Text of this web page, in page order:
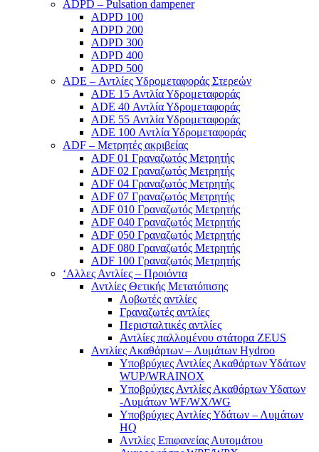
ADPD – Pulsation dampener
ADPD 100
ADPD 200
ADPD 300
ADPD 400
ADPD 500
ADE – Αντλίες Υδρομεταφοράς Στερεών
ADE 15 Αντλία Υδρομεταφοράς
ADE 40 Αντλία Υδρομεταφοράς
ADE 55 Αντλία Υδρομεταφοράς
ADE 100 Αντλία Υδρομεταφοράς
ADF – Μετρητές ακριβείας
ADF 01 Γραναζωτός Μετρητής
ADF 02 Γραναζωτός Μετρητής
ADF 04 Γραναζωτός Μετρητής
ADF 07 Γραναζωτός Μετρητής
ADF 010 Γραναζωτός Μετρητής
ADF 040 Γραναζωτός Μετρητής
ADF 050 Γραναζωτός Μετρητής
ADF 080 Γραναζωτός Μετρητής
ADF 100 Γραναζωτός Μετρητής
‘Αλλες Αντλίες – Προιόντα
Αντλίες Θετικής Μετατόπισης
Λοβωτές αντλίες
Γραναζωτές αντλίες
Περισταλτικές αντλίες
Αντλίες παλλομένου στάτορα ZEUS
Aντλίες Ακαθάρτων – Λυμάτων Hydroo
Υποβρύχιες Αντλίες Ακαθάρτων Υδάτων
WUP/WRAINOX
Υποβρύχιες Αντλίες Ακαθάρτων Υδατων
-Λυμάτων WF/WX/WG
Yποβρύχιες Αντλίες Υδάτων – Λυμάτων
ΗQ
Aντλίες Επιφανείας Αυτομάτου